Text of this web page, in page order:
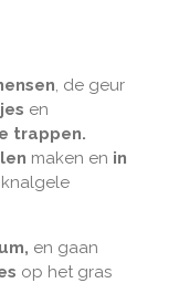
, de geur
en
trappen.
maken en in
en gaan
op het gras